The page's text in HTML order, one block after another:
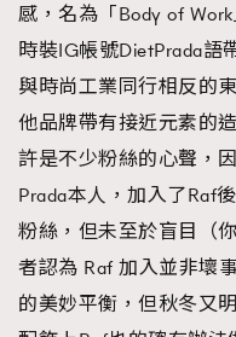
感，名為「Body of
時裝IG帳號DietPrada語
與時尚工業同行相反的
他品牌帶有接近元素的
許是不少粉絲的心聲，
Prada本人，加入了Raf
粉絲，但未至於盲目（
者認為 Raf 加入並非壞
的美妙平衡，但秋冬又